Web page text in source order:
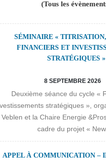
(Tous les
SÉMINAIRE «
FINANCIERS ET
STRATÉGIQUES »
8 SEPTEMBRE 2026
Deuxième séance du cycle «
stratégiques »,
Veblen et la Chaire Energie
cadre du projet «
APPEL À COMMUNICATION –